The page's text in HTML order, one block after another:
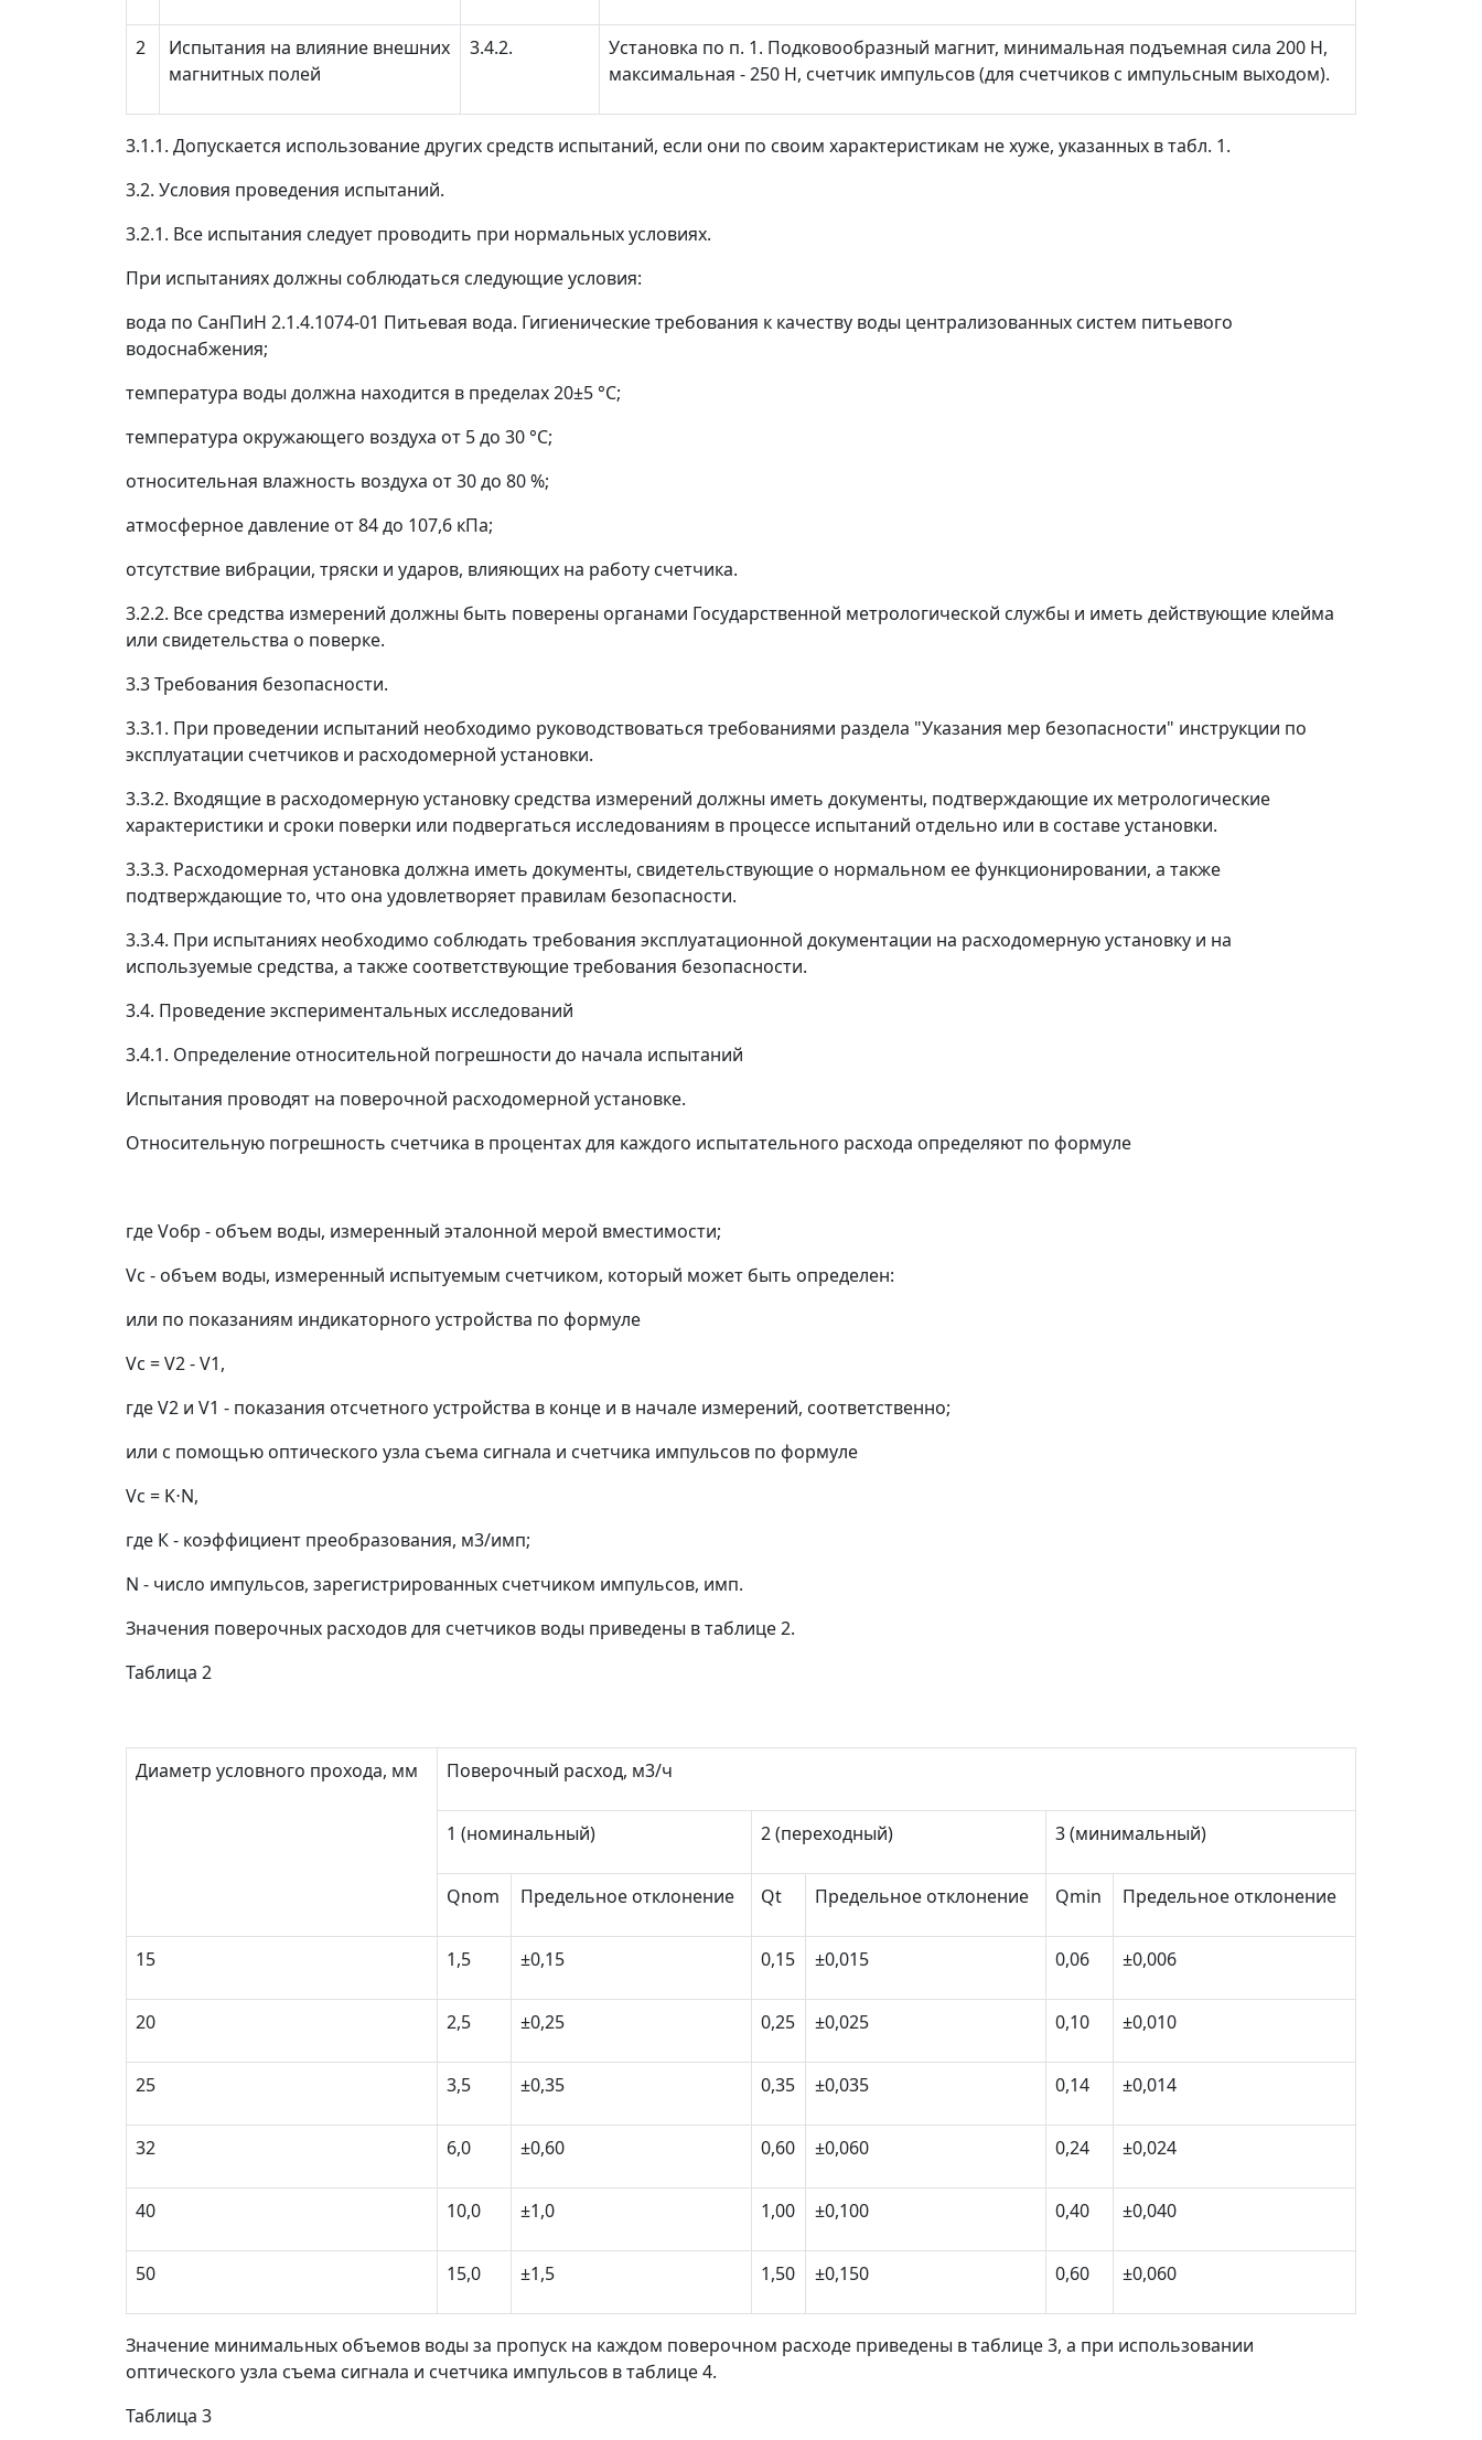
2
Испытания на влияние внешних
магнитных полей
3.4.2.
Установка по п. 1. Подковообразный магнит, минимальная подъемная сила 200 Н,
максимальная - 250 Н, счетчик импульсов (для счетчиков с импульсным выходом).
3.1.1. Допускается использование других средств испытаний, если они по своим характеристикам не хуже, указанных в табл. 1.
3.2. Условия проведения испытаний.
3.2.1. Все испытания следует проводить при нормальных условиях.
При испытаниях должны соблюдаться следующие условия:
вода по СанПиН 2.1.4.1074-01 Питьевая вода. Гигиенические требования к качеству воды централизованных систем питьевого
водоснабжения;
температура воды должна находится в пределах 20±5 °C;
температура окружающего воздуха от 5 до 30 °C;
относительная влажность воздуха от 30 до 80 %;
атмосферное давление от 84 до 107,6 кПа;
отсутствие вибрации, тряски и ударов, влияющих на работу счетчика.
3.2.2. Все средства измерений должны быть поверены органами Государственной метрологической службы и иметь действующие клейма
или свидетельства о поверке.
3.3 Требования безопасности.
3.3.1. При проведении испытаний необходимо руководствоваться требованиями раздела "Указания мер безопасности" инструкции по
эксплуатации счетчиков и расходомерной установки.
3.3.2. Входящие в расходомерную установку средства измерений должны иметь документы, подтверждающие их метрологические
характеристики и сроки поверки или подвергаться исследованиям в процессе испытаний отдельно или в составе установки.
3.3.3. Расходомерная установка должна иметь документы, свидетельствующие о нормальном ее функционировании, а также
подтверждающие то, что она удовлетворяет правилам безопасности.
3.3.4. При испытаниях необходимо соблюдать требования эксплуатационной документации на расходомерную установку и на
используемые средства, а также соответствующие требования безопасности.
3.4. Проведение экспериментальных исследований
3.4.1. Определение относительной погрешности до начала испытаний
Испытания проводят на поверочной расходомерной установке.
Относительную погрешность счетчика в процентах для каждого испытательного расхода определяют по формуле
где Vo6p - объем воды, измеренный эталонной мерой вместимости;
Vc - объем воды, измеренный испытуемым счетчиком, который может быть определен:
или по показаниям индикаторного устройства по формуле
Vc = V2- V1,
где V2 и V1 - показания отсчетного устройства в конце и в начале измерений, соответственно;
или с помощью оптического узла съема сигнала и счетчика импульсов по формуле
Vc = K⋅N,
где К - коэффициент преобразования, м3/имп;
N - число импульсов, зарегистрированных счетчиком импульсов, имп.
Значения поверочных расходов для счетчиков воды приведены в таблице 2.
Таблица 2
Диаметр условного прохода, мм Поверочный расход, м3/ч
1 (номинальный) 2 (переходный) 3 (минимальный)
Qnom Предельное отклонение Qt Предельное отклонение Qmin Предельное отклонение
15 1,5 ±0,15 0,15 ±0,015 0,06 ±0,006
20 2,5 ±0,25 0,25 ±0,025 0,10 ±0,010
25 3,5 ±0,35 0,35 ±0,035 0,14 ±0,014
32 6,0 ±0,60 0,60 ±0,060 0,24 ±0,024
40 10,0 ±1,0 1,00 ±0,100 0,40 ±0,040
50 15,0 ±1,5 1,50 ±0,150 0,60 ±0,060
Значение минимальных объемов воды за пропуск на каждом поверочном расходе приведены в таблице 3, а при использовании
оптического узла съема сигнала и счетчика импульсов в таблице 4.
Таблица 3